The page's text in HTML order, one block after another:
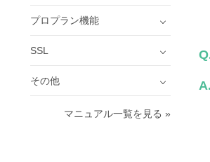
プロプラン機能
SSL
その他
マニュアル一覧を見る »